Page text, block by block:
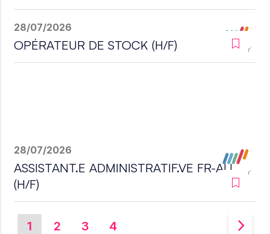
28/07/2026
OPÉRATEUR DE STOCK (H/F)
28/07/2026
ASSISTANT.E ADMINISTRATIF.VE FR-ALL
(H/F)
1 2 3 4